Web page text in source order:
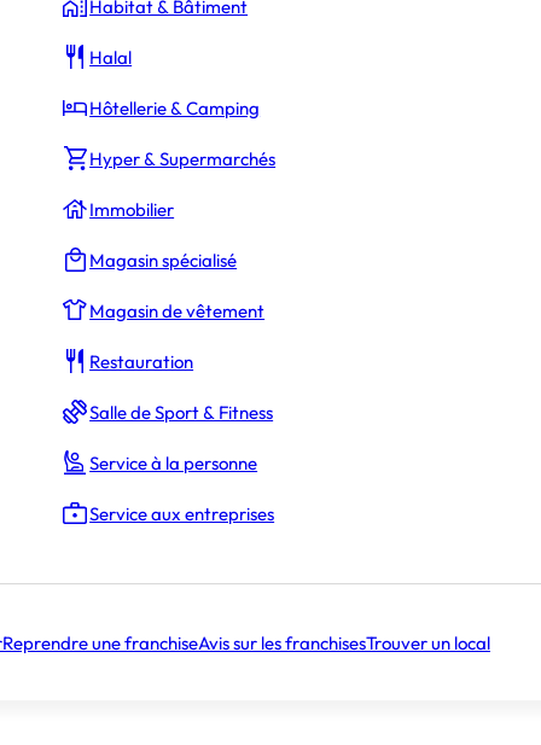
Habitat & Bâtiment
Halal
Hôtellerie & Camping
Hyper & Supermarchés
Immobilier
Magasin spécialisé
Magasin de vêtement
Restauration
Salle de Sport & Fitness
Service à la personne
Service aux entreprises
Reprendre une franchiseAvis sur les franchisesTrouver un local
droits d’entrée (32 000 €
Âge moyen des franchisés